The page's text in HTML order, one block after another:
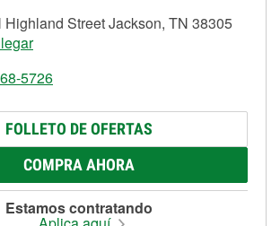
Highland Street Jackson, TN 38305
5726
FOLLETO DE OFERTAS
COMPRA AHORA
Estamos contratando